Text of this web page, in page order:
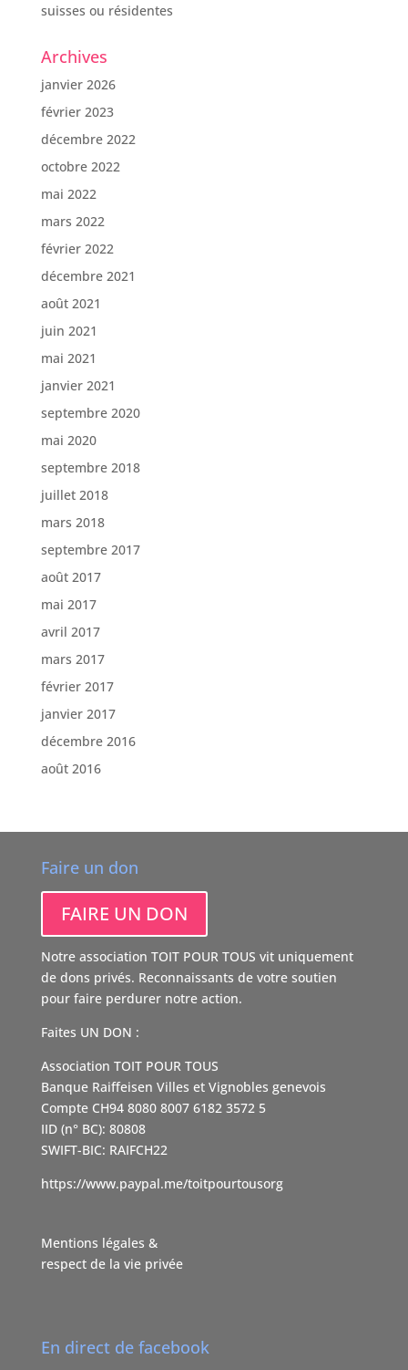
suisses ou résidentes
Archives
janvier 2026
février 2023
décembre 2022
octobre 2022
mai 2022
mars 2022
février 2022
décembre 2021
août 2021
juin 2021
mai 2021
janvier 2021
septembre 2020
mai 2020
septembre 2018
juillet 2018
mars 2018
septembre 2017
août 2017
mai 2017
avril 2017
mars 2017
février 2017
janvier 2017
décembre 2016
août 2016
Faire un don
FAIRE UN DON
Notre association TOIT POUR TOUS vit uniquement
de dons privés. Reconnaissants de votre soutien
pour faire perdurer notre action.
Faites UN DON :
Association TOIT POUR TOUS
Banque Raiffeisen Villes et Vignobles genevois
Compte CH94 8080 8007 6182 3572 5
IID (n° BC): 80808
SWIFT-BIC: RAIFCH22
https://www.paypal.me/toitpourtousorg
Mentions légales &
respect de la vie privée
En direct de facebook